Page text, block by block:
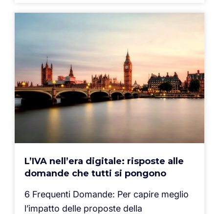
L’IVA nell’era digitale: risposte alle
domande che tutti si pongono
6 Frequenti Domande: Per capire meglio
l’impatto delle proposte della